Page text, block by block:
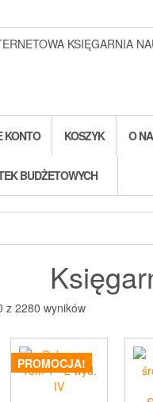
KSIĘGARNIA
KONTO KOSZYK O
BUDŻETOWYCH
z 2280 wynikówPosortowane
najnowszych
PROMOCJA!